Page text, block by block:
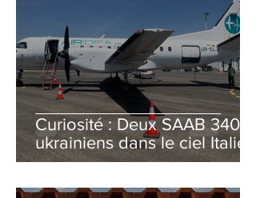
Curiosité : Deux SAAB 340B
ukrainiens dans le ciel Italien
cet été